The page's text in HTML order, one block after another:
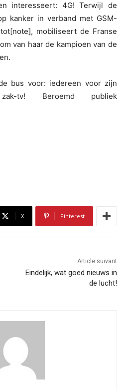
interesseert: 4G! Terwijl de
kanker in verband met GSM-
mobiliseert de Franse
van haar de kampioen van de
bus voor: iedereen voor zijn
zak-tv! Beroemd publiek
X Pinterest
Article suivant
Eindelijk, wat goed nieuws in
de lucht!